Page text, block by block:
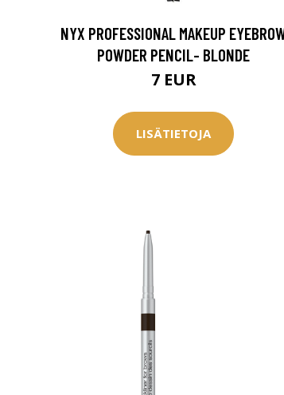
NYX PROFESSIONAL MAKEUP
POWDER PENCIL- BLONDE
7 EUR
LISÄTIETOJA